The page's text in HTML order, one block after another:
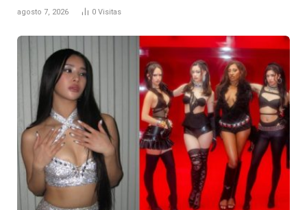
agosto 7, 2026 0 Visitas